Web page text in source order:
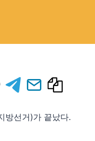
방선거)가 끝났다.